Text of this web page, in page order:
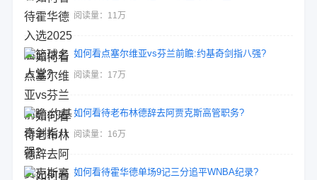
阅读量：11万
如何看点塞尔维亚vs芬兰前瞻:约基奇剑指八强?
阅读量：17万
如何看待老布林德辞去阿贾克斯高管职务?
阅读量：16万
如何看待霍华德单场9记三分追平WNBA纪录?